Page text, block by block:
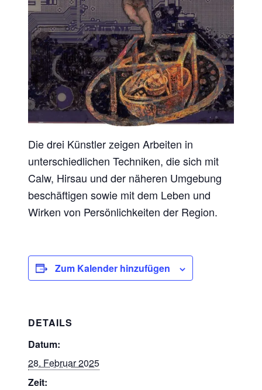
Die drei Künstler zeigen Arbeiten in
unterschiedlichen Techniken, die sich mit
Calw, Hirsau und der näheren Umgebung
beschäftigen sowie mit dem Leben und
Wirken von Persönlichkeiten der Region.
Zum Kalender hinzufügen
DETAILS
Datum:
28. Februar 2025
Zeit: